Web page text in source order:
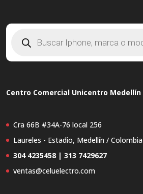
Centro Comercial Unicentro Medellín
Cra 66B #34A-76 local 256
Laureles - Estadio, Medellín / Colombia
304 4235458 | 313 7429627
ventas@celuelectro.com